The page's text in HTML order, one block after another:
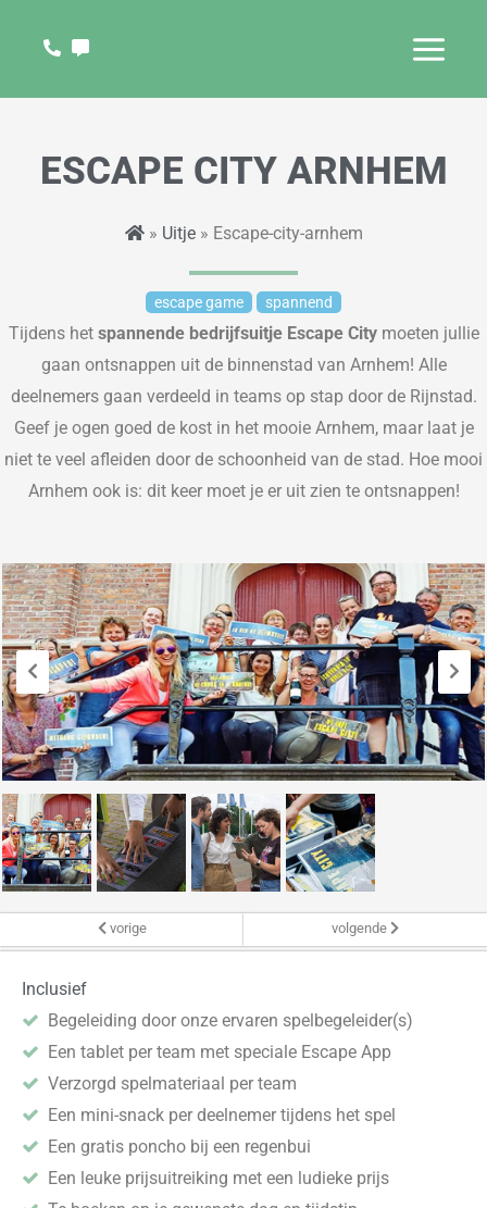
ESCAPE CITY ARNHEM
» Uitje» Escape-city-arnhem
escape game spannend
Tijdens het spannende bedrijfsuitje Escape City moeten jullie
gaan ontsnappen uit de binnenstad van Arnhem! Alle
deelnemers gaan verdeeld in teams op stap door de Rijnstad.
Geef je ogen goed de kost in het mooie Arnhem,maar laat je
niet te veel afleiden door de schoonheid van de stad. Hoe mooi
Arnhem ook is: dit keer moetjeer uit zien te ontsnappen!
vorige volgende
Inclusief
Begeleiding door onze ervaren spelbegeleider(s)
Een tablet per team met speciale Escape App
Verzorgd spelmateriaal per team
Een mini-snack per deelnemer tijdens het spel
Een gratis poncho bij een regenbui
Een leuke prijsuitreiking met een ludieke prijs